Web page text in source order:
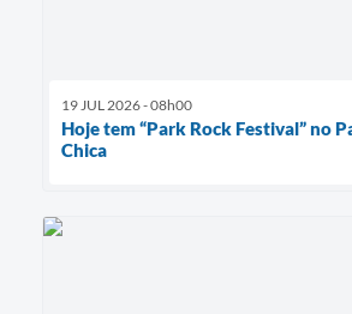
19 JUL 2026 - 08h00
Hoje tem “Park Rock Festival” no
Chica